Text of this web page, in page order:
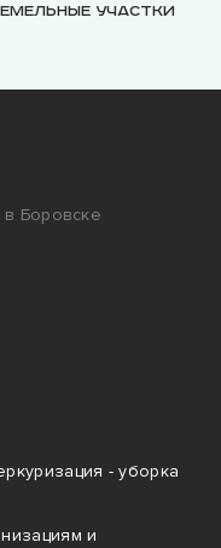
участки
Боровске
- уборка
и